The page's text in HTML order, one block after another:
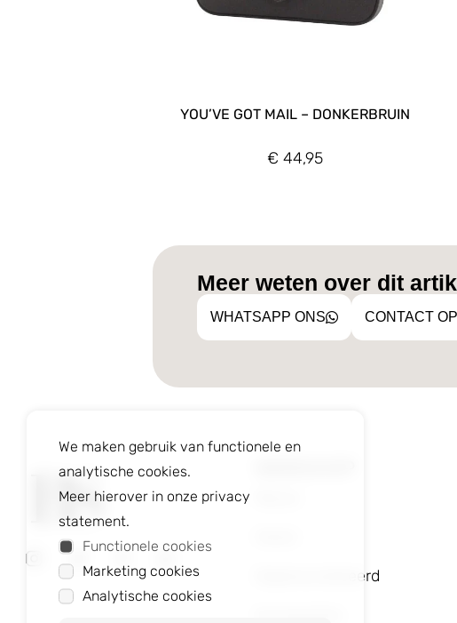
YOU’VE GOT MAIL – DONKERBRUIN
€ 44,95
Meer weten over dit
WHATSAPP ONS CONTACT
Gepersonaliseerd
We maken gebruik van functionele en
analytische cookies.
Meer hierover in onze privacy
statement.
Functionele cookies
Marketing cookies
Analytische cookies